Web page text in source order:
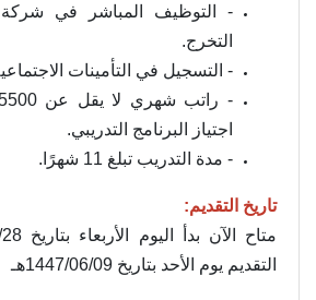
- التوظيف المباشر في
التخرج.
- التسجيل في التأمينات
اجتياز البرنامج التدريبي.
- مدة التدريب تبلغ 11 شهرًا.
تاريخ التقديم:
التقديم يوم الأحد بتاريخ 1447/06/09هـ